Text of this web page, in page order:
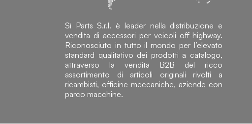
Sì Parts S.r.l. è leader nella distribuzione e
vendita di accessori per veicoli off-highway.
Riconosciuto in tutto il mondo per l’elevato
standard qualitativo dei prodotti a catalogo,
attraverso la vendita B2B del ricco
assortimento di articoli originali rivolti a
ricambisti, officine meccaniche, aziende con
parco macchine.